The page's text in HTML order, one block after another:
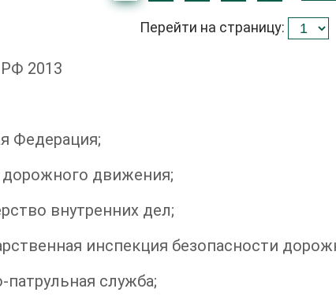
Перейти на страницу:
2013
Федерация;
движения;
внутренних дел;
инспекция безопасности
служба;